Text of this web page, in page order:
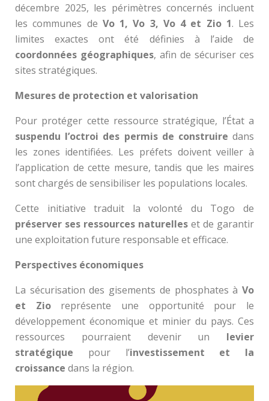
décembre 2025, les périmètres concernés incluent
les communes de Vo 1, Vo 3, Vo 4 et Zio 1. Les
limites exactes ont été définies à l’aide de
coordonnées géographiques, afin de sécuriser ces
sites stratégiques.
Mesures de protection et valorisation
Pour protéger cette ressource stratégique, l’État a
suspendu l’octroi des permis de construire dans
les zones identifiées. Les préfets doivent veiller à
l’application de cette mesure, tandis que les maires
sont chargés de sensibiliser les populations locales.
Cette initiative traduit la volonté du Togo de
préserver ses ressources naturelles et de garantir
une exploitation future responsable et efficace.
Perspectives économiques
La sécurisation des gisements de phosphates à Vo
et Zioreprésente une opportunité pour le
développement économique et minier du pays. Ces
ressources pourraient devenir un levier
stratégique pour l’investissement et la
croissance dans la région.